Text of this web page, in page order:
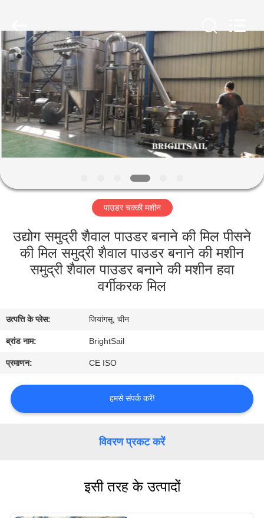
घर
उत्पादों
वीडियो
हमारे
बारे
कारखाना
भ्रमण
गुणवत्ता
संपर्क
करें
Rights
Reserved.
पाउडर चक्की मशीन
उद्योग समुद्री शैवाल पाउडर बनाने की मिल पीसने
की मिल समुद्री शैवाल पाउडर बनाने की मशीन
समुद्री शैवाल पाउडर बनाने की मशीन हवा
वर्गीकरक मिल
उत्पत्ति के प्लेस: जियांगसू, चीन
ब्रांड नाम: BrightSail
प्रमाणन: CE ISO
हमसे संपर्क करें!
विवरण प्रकट करें
इसी तरह के उत्पादों